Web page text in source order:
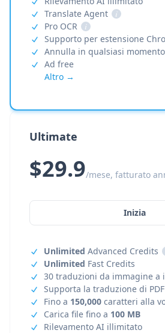
Translate Agent
i
Pro OCR
i
Supporto per estensione
Annulla in qualsiasi momento
Ad free
Altro →
Ultimate
$29.9/mese, fatturato
Inizia
Unlimited Advanced Credits
Unlimited Fast Credits
30 traduzioni da immagine a
Supporta la traduzione di
Fino a 150,000 caratteri alla
Carica file fino a 100 MB
Rilevamento AI illimitato